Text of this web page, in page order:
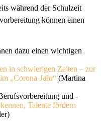
während der Schulzeit
können einen
dazu einen wichtigen
in schwierigen Zeiten – zur
„Corona-Jahr“ (Martina
und -
Talente fördern